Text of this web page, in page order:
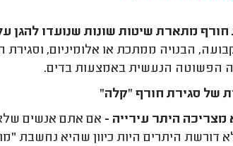
חורף מתארת שיטות שונות שנועדו להגן
הבנויה ממתכת או אלומיניום,
הפשוטה הנעשית באמצעות בדים.
של סגירת חורף "קלה"
מצריכה היתר עירייה - אם אתם אנשים
דורשת היתרים היות כיוון שהיא נחשבת